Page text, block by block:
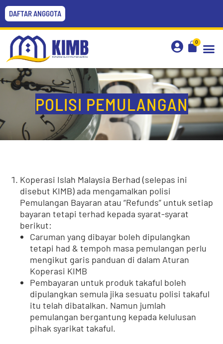
DAFTAR ANGGOTA
0
POLISI PEMULANGAN
Koperasi Islah Malaysia Berhad (selepas ini
disebut KIMB) ada mengamalkan polisi
Pemulangan Bayaran atau “Refunds” untuk setiap
bayaran tetapi terhad kepada syarat-syarat
berikut:
Caruman yang dibayar boleh dipulangkan
tetapi had & tempoh masa pemulangan perlu
mengikut garis panduan di dalam Aturan
Koperasi KIMB
Pembayaran untuk produk takaful boleh
dipulangkan semula jika sesuatu polisi takaful
itu telah dibatalkan. Namun jumlah
pemulangan bergantung kepada kelulusan
pihak syarikat takaful.